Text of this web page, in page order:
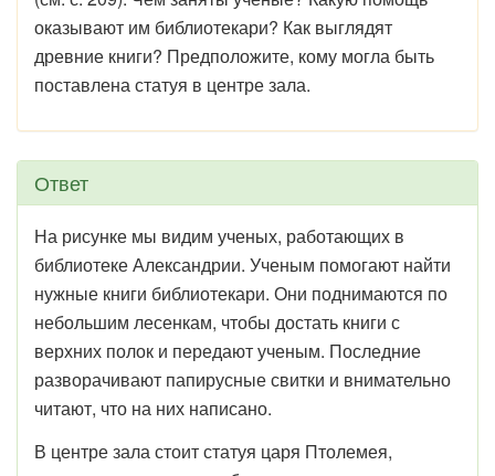
оказывают им библиотекари? Как выглядят
древние книги? Предположите, кому могла быть
поставлена статуя в центре зала.
Ответ
На рисунке мы видим ученых, работающих в
библиотеке Александрии. Ученым помогают найти
нужные книги библиотекари. Они поднимаются по
небольшим лесенкам, чтобы достать книги с
верхних полок и передают ученым. Последние
разворачивают папирусные свитки и внимательно
читают, что на них написано.
В центре зала стоит статуя царя Птолемея,